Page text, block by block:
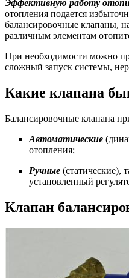
Эффективную работу
отопления подается
балансировочные клапаны,
различным элементам
При необходимости можно
сложный запуск системы,
Какие клапана
Балансировочные клапана
Автоматические
отопления;
Ручные (статические),
установленный
Клапан